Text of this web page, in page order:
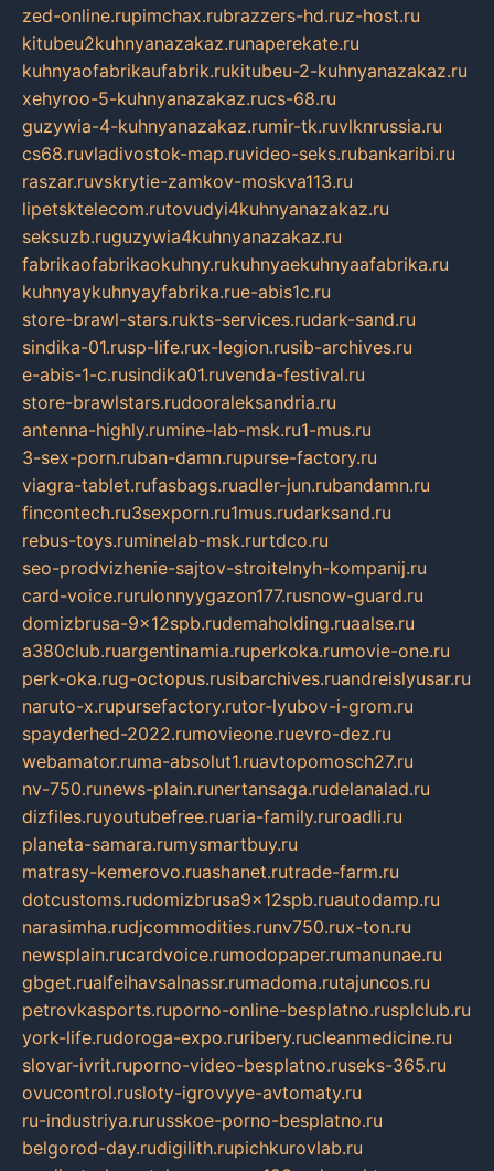
zed-online.rupimchax.rubrazzers-hd.ruz-host.ru
kitubeu2kuhnyanazakaz.runaperekate.ru
kuhnyaofabrikaufabrik.rukitubeu-2-kuhnyanazakaz.ru
xehyroo-5-kuhnyanazakaz.rucs-68.ru
guzywia-4-kuhnyanazakaz.rumir-tk.ruvlknrussia.ru
cs68.ruvladivostok-map.ruvideo-seks.rubankaribi.ru
raszar.ruvskrytie-zamkov-moskva113.ru
lipetsktelecom.rutovudyi4kuhnyanazakaz.ru
seksuzb.ruguzywia4kuhnyanazakaz.ru
fabrikaofabrikaokuhny.rukuhnyaekuhnyaafabrika.ru
kuhnyaykuhnyayfabrika.rue-abis1c.ru
store-brawl-stars.rukts-services.rudark-sand.ru
sindika-01.rusp-life.rux-legion.rusib-archives.ru
e-abis-1-c.rusindika01.ruvenda-festival.ru
store-brawlstars.rudooraleksandria.ru
antenna-highly.rumine-lab-msk.ru1-mus.ru
3-sex-porn.ruban-damn.rupurse-factory.ru
viagra-tablet.rufasbags.ruadler-jun.rubandamn.ru
fincontech.ru3sexporn.ru1mus.rudarksand.ru
rebus-toys.ruminelab-msk.rurtdco.ru
seo-prodvizhenie-sajtov-stroitelnyh-kompanij.ru
card-voice.rurulonnyygazon177.rusnow-guard.ru
domizbrusa-9x12spb.rudemaholding.ruaalse.ru
a380club.ruargentinamia.ruperkoka.rumovie-one.ru
perk-oka.rug-octopus.rusibarchives.ruandreislyusar.ru
naruto-x.rupursefactory.rutor-lyubov-i-grom.ru
spayderhed-2022.rumovieone.ruevro-dez.ru
webamator.ruma-absolut1.ruavtopomosch27.ru
nv-750.runews-plain.runertansaga.rudelanalad.ru
dizfiles.ruyoutubefree.ruaria-family.ruroadli.ru
planeta-samara.rumysmartbuy.ru
matrasy-kemerovo.ruashanet.rutrade-farm.ru
dotcustoms.rudomizbrusa9x12spb.ruautodamp.ru
narasimha.rudjcommodities.runv750.rux-ton.ru
newsplain.rucardvoice.rumodopaper.rumanunae.ru
gbget.rualfeihavsalnassr.rumadoma.rutajuncos.ru
petrovkasports.ruporno-online-besplatno.rusplclub.ru
york-life.rudoroga-expo.ruribery.rucleanmedicine.ru
slovar-ivrit.ruporno-video-besplatno.ruseks-365.ru
ovucontrol.rusloty-igrovyye-avtomaty.ru
ru-industriya.rurusskoe-porno-besplatno.ru
belgorod-day.rudigilith.rupichkurovlab.ru